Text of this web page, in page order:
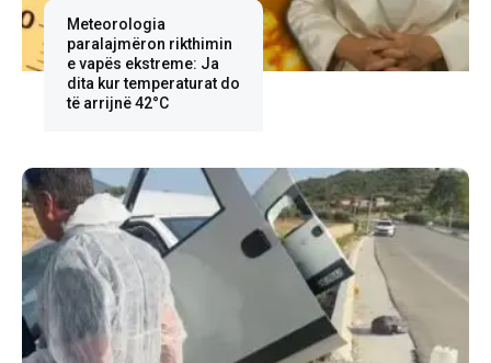
Meteorologia
paralajmëron rikthimin
e vapës ekstreme: Ja
dita kur temperaturat do
të arrijnë 42°C